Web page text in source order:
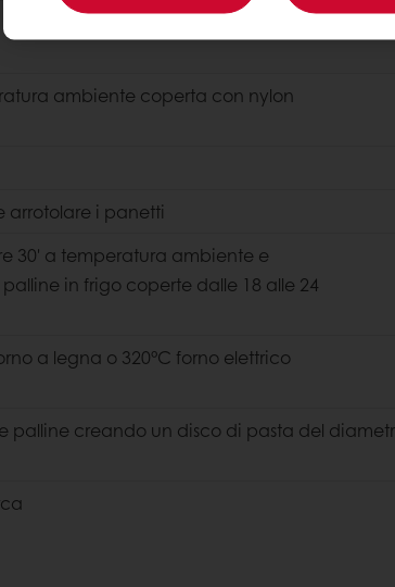
ambiente coperta con nylon
arrotolare i panetti
30' a temperatura ambiente e
in frigo coperte dalle 18 alle 24
a legna o 320°C forno elettrico
palline creando un disco di pasta del